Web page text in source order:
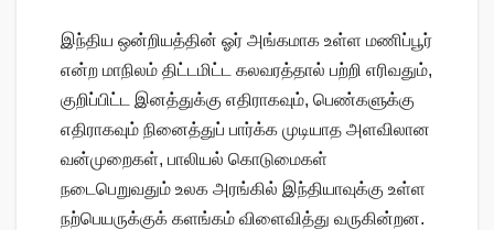
இந்திய ஒன்றியத்தின் ஓர் அங்கமாக உள்ள மணிப்பூர்
என்ற மாநிலம் திட்டமிட்ட கலவரத்தால் பற்றி எரிவதும்,
குறிப்பிட்ட இனத்துக்கு எதிராகவும், பெண்களுக்கு
எதிராகவும் நினைத்துப் பார்க்க முடியாத அளவிலான
வன்முறைகள், பாலியல் கொடுமைகள்
நடைபெறுவதும் உலக அரங்கில் இந்தியாவுக்கு உள்ள
நற்பெயருக்குக் களங்கம் விளைவித்து வருகின்றன.